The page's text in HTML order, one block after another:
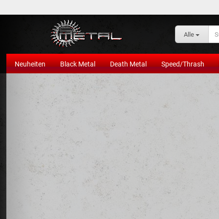
Alle
Neuheiten Black Metal Death Metal Speed/Thrash